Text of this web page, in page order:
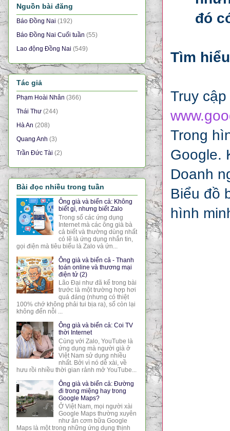
đó
Tìm
Truy
Trong
Google.
Doanh
Biểu đồ
hình
Nguồn bài đăng
Báo Đồng Nai (192)
Báo Đồng Nai Cuối tuần (55)
Lao động Đồng Nai (549)
Tác giả
Phạm Hoài Nhân (366)
Thái Thư (244)
Hà An (208)
Quang Anh (3)
Trần Đức Tài (2)
Bài đọc nhiều trong tuần
Ông già và biển cả: Không
biết gì, nhưng biết Zalo
Trong số các ứng dụng
Internet mà các ông già bà
cả biết và thường dùng nhất
có lẽ là ứng dụng nhắn tin,
gọi điện mà tiêu biểu là Zalo và ứn...
Ông già và biển cả - Thanh
toán online và thương mại
điện tử (2)
Lão Đại như đã kể trong bài
trước là một trường hợp hơi
quá đáng (nhưng có thiệt
100% chớ không phải tui bịa ra), số còn lại
không đến nỗi ...
Ông già và biển cả: Coi TV
thời Internet
Cùng với Zalo, YouTube là
ứng dụng mà người già ở
Việt Nam sử dụng nhiều
nhất. Bởi vì nó dễ xài, về
hưu rồi nhiều thời gian rảnh mở YouTube...
Ông già và biển cả: Đường
đi trong miệng hay trong
Google Maps?
Ở Việt Nam, mọi người xài
Google Maps thường xuyên
như ăn cơm bữa Google
Maps là một trong những ứng dụng thịnh